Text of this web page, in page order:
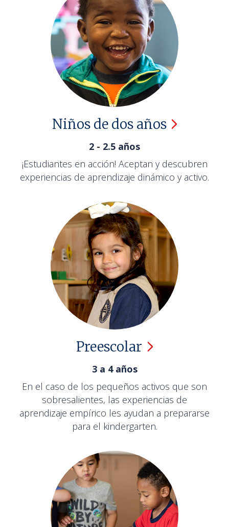
Niños de dos años
2 - 2.5 años
¡Estudiantes en acción! Aceptan y descubren
experiencias de aprendizaje dinámico y activo.
Preescolar
3 a 4 años
En el caso de los pequeños activos que son
sobresalientes, las experiencias de
aprendizaje empírico les ayudan a prepararse
para el kindergarten.